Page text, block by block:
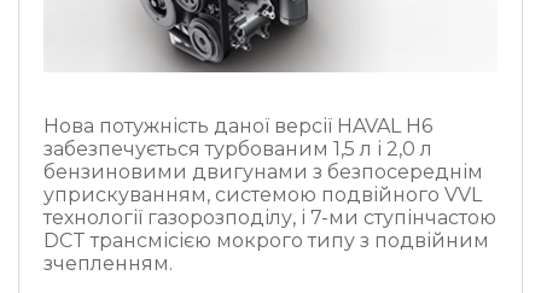
Нова потужність даної версії HAVAL Н6
забезпечується турбованим 1,5 л і 2,0 л
бензиновими двигунами з безпосереднім
уприскуванням, системою подвійного VVL
технології газорозподілу, і 7-ми ступінчастою
DCT трансмісією мокрого типу з подвійним
зчепленням.